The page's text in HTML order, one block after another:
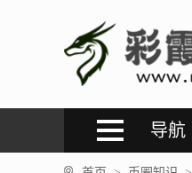
导航